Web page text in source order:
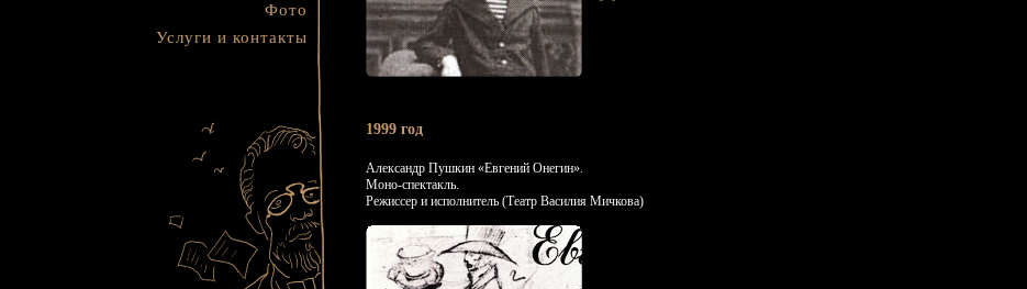
Фото
Услуги и контакты
1999 год
Александр Пушкин «Евгений Онегин».
Моно-спектакль.
Режиссер и исполнитель (Театр Василия Мичкова)